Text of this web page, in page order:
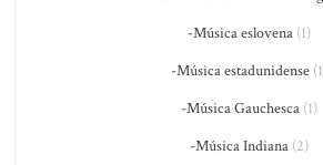
-Música eslovena(1)
-Música estadunidense
-Música Gauchesca(1)
-Música Indiana(2)